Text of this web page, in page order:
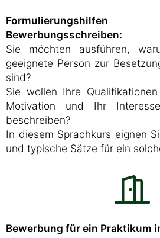
Bewerbungsschreiben:
Sie möchten ausführen,
geeignete Person zur
sind?
Sie wollen Ihre
Motivation und Ihr
beschreiben?
In diesem Sprachkurs eignen
und typische Sätze für ein
Bewerbung für ein Praktikum